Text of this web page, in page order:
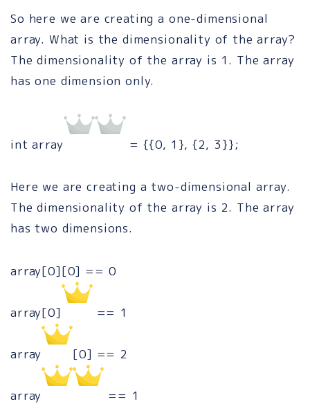
So here we are creating a one-dimensional
array. What is the dimensionality of the array?
The dimensionality of the array is 1. The array
has one dimension only.
int array = {{0, 1}, {2, 3}};
Here we are creating a two-dimensional array.
The dimensionality of the array is 2. The array
has two dimensions.
array[0][0] == 0
array[0] == 1
array [0] == 2
array == 1